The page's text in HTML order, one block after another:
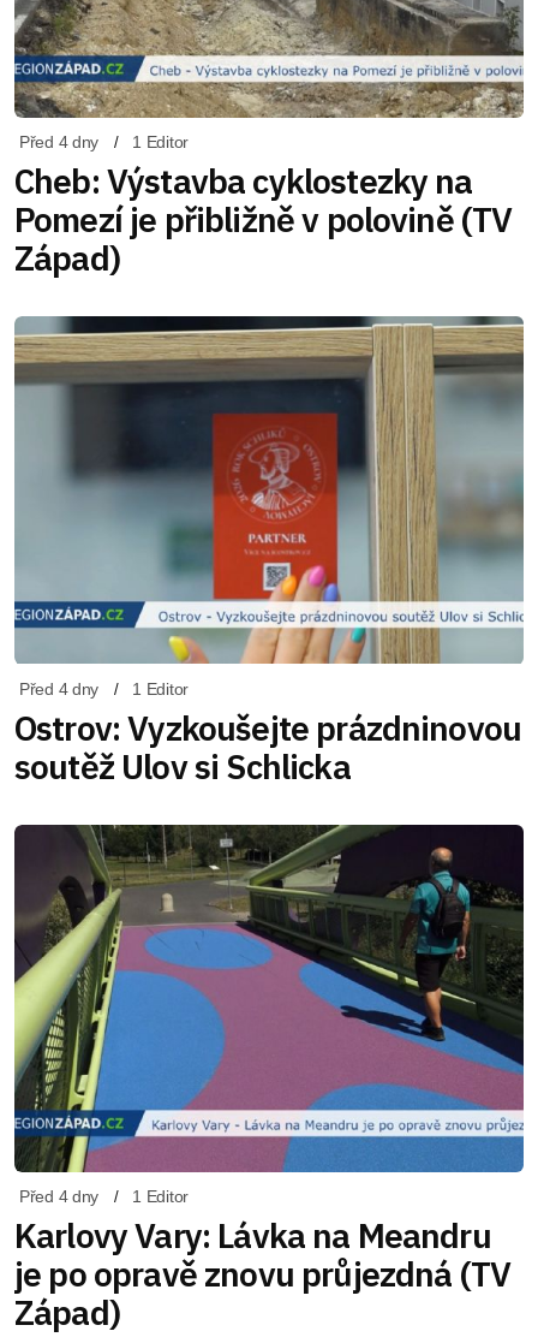
Před 4 dny 1 Editor
Cheb: Výstavba cyklostezky na
Pomezí je přibližně v polovině (TV
Západ)
Před 4 dny 1 Editor
Ostrov: Vyzkoušejte prázdninovou
soutěž Ulov si Schlicka
Před 4 dny 1 Editor
Karlovy Vary: Lávka na Meandru
je po opravě znovu průjezdná (TV
Západ)